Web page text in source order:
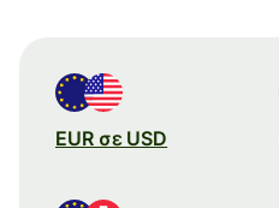
EUR σε USD